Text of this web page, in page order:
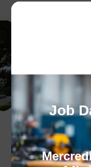
Job
Le
Besoin d'un